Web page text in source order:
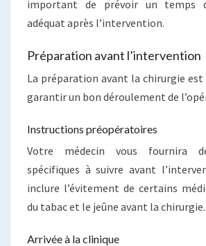
important de prévoir un temps
adéquat après l’intervention.
Préparation avant l’intervention
La préparation avant la chirurgie
garantir un bon déroulement de
Instructions préopératoires
Votre médecin vous fournira
spécifiques à suivre avant
inclure l’évitement de certains
du tabac et le jeûne avant la chirurgie.
Arrivée à la clinique